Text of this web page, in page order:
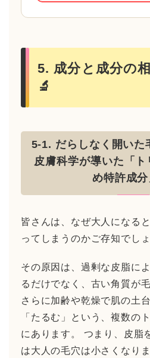
5. 成分と成分の
🔬
5-1. だらしなく開いた
皮膚科学が導いた「
め特許成
皆さんは、なぜ大人になる
ってしまうのかご存知でし
その原因は、過剰な皮脂に
るだけでなく、古い角質が
さらに加齢や乾燥で肌の土
「たるむ」という、複数の
にあります。 つまり、皮脂
は大人の毛穴は小さくなり